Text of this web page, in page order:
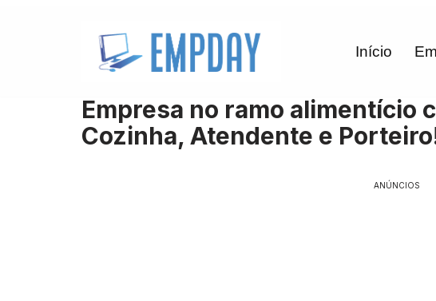
Início
Empresa no ramo alimentício
Cozinha, Atendente e
ANÚNCIOS